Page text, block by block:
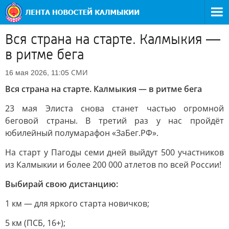
Вся страна на старте. Калмыкия —
в ритме бега
16 мая 2026, 11:05 СМИ
Вся страна на старте. Калмыкия — в ритме бега
23 мая Элиста снова станет частью огромной
беговой страны. В третий раз у нас пройдёт
юбилейный полумарафон «ЗаБег.РФ».
На старт у Пагоды семи дней выйдут 500 участников
из Калмыкии и более 200 000 атлетов по всей России!
Выбирай свою дистанцию:
1 км — для яркого старта новичков;
5 км (ПСБ, 16+);